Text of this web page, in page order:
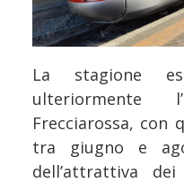
La stagione
ulteriormente
Frecciarossa, con
tra giugno e
dell’attrattiva